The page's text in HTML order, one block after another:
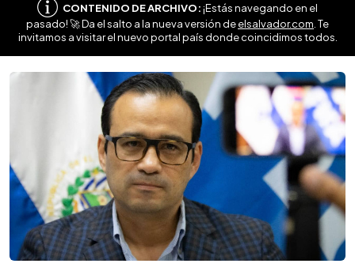
CONTENIDO DE ARCHIVO:¡Estás navegando en el
pasado! 🚀 Da el salto a la nueva versión deelsalvador.com . Te
invitamos a visitar el nuevo portal país donde coincidimos todos.